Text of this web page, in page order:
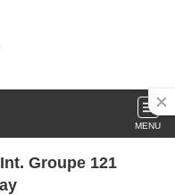
MENU
Groupe 121